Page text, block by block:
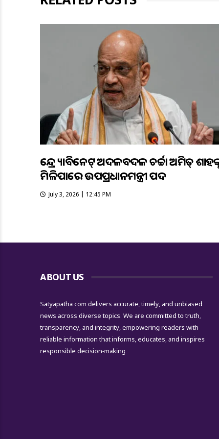
କେନ୍ଦ୍ର କ୍ୟାବିନେଟ୍ ଅଦଳବଦଳ ଚର୍ଚ୍ଚା ଅମିତ୍
ମିଳିପାରେ ଉପପ୍ରଧାନମନ୍ତ୍ରୀ ପଦ
July 3, 2026 | 12:45 PM
ABOUT US
Satyapatha.com delivers accurate, timely, and unbiased
news across diverse topics. We are committed to truth,
transparency, and integrity, empowering readers with
reliable information that informs, educates, and inspires
responsible decision-making.